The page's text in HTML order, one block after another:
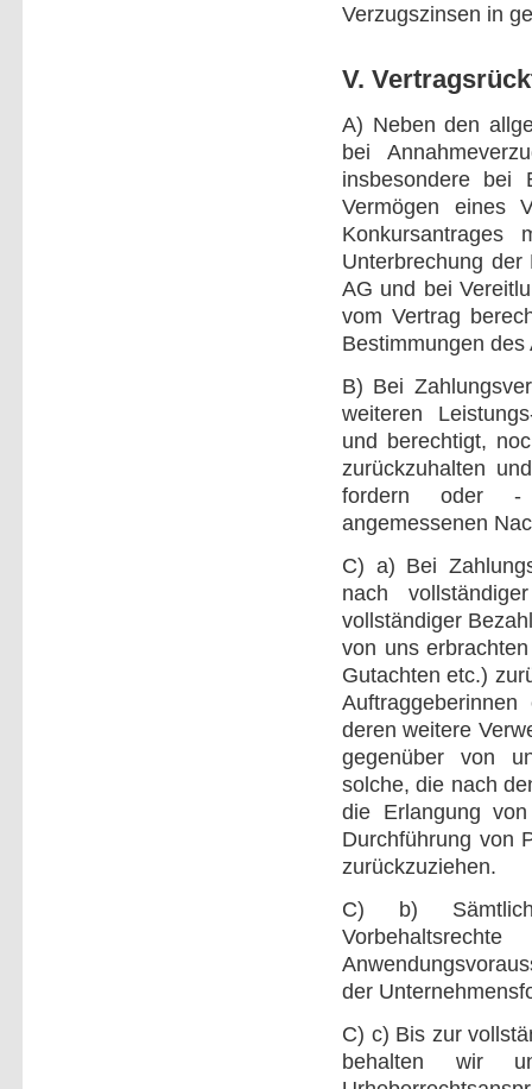
Verzugszinsen in
V.
A) Neben den
bei
insbesondere bei
Vermögen eines
Konkursantrages
Unterbrechung
AG und bei
vom Vertrag
Bestimmungen des
B) Bei
weiteren
und berechtigt,
zurückzuhalten
fordern oder -
angemessenen
C) a) Bei
nach
vollständiger
von uns
Gutachten etc.)
deren weitere
gegenüber von
solche, die nach
die Erlangung
Durchführung von
zurückzuziehen.
C) b)
der
C) c) Bis zur
behalten wir